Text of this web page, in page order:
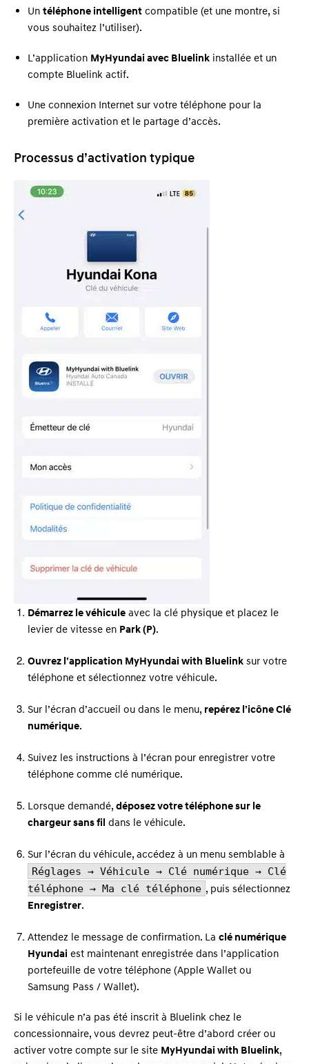
Un téléphone intelligent compatible (et une montre, si
vous souhaitez l’utiliser).
L’application MyHyundai avec Bluelink installée et un
compte Bluelink actif.
Une connexion Internet sur votre téléphone pour la
première activation et le partage d’accès.
Processus d’activation typique
Démarrez le véhicule avec la clé physique et placez le
levier de vitesse en Park (P).
Ouvrez l’application MyHyundai with Bluelink sur votre
téléphone et sélectionnez votre véhicule.
Sur l’écran d’accueil ou dans le menu, repérez l’icône Clé
numérique.
Suivez les instructions à l’écran pour enregistrer votre
téléphone comme clé numérique.
Lorsque demandé, déposez votre téléphone sur le
chargeur sans fil dans le véhicule.
Sur l’écran du véhicule, accédez à un menu semblable à
Réglages → Véhicule → Clé numérique → Clé
téléphone → Ma clé téléphone , puis sélectionnez
Enregistrer.
Attendez le message de confirmation. La clé numérique
Hyundai est maintenant enregistrée dans l’application
portefeuille de votre téléphone (Apple Wallet ou
Samsung Pass / Wallet).
Si le véhicule n’a pas été inscrit à Bluelink chez le
concessionnaire, vous devrez peut-être d’abord créer ou
activer votre compte sur le site MyHyundai with Bluelink,